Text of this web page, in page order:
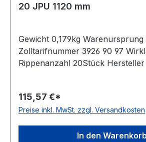
20 JPU 1120 mm
Gewicht 0,179kg Warenursprung
Zolltarifnummer 3926 90 97
Rippenanzahl 20Stück
115,57 €*
Preise inkl. MwSt. zzgl. Versandkosten
In den Warenkorb